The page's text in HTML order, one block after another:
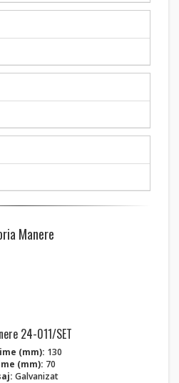
Manere
24-011/SET
(mm): 130
(mm): 70
Galvanizat